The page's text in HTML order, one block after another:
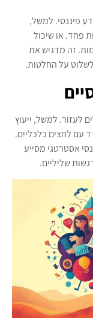
פיננסי. למשל,
פחד. או שיכול
זה מדגיש את
על החלטות.
לעזור. למשל, ייעוץ
עם לחצים כלכליים.
אסטרטגי מסייע
שליליים.